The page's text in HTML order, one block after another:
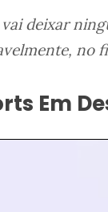
vai deixar
no
Em